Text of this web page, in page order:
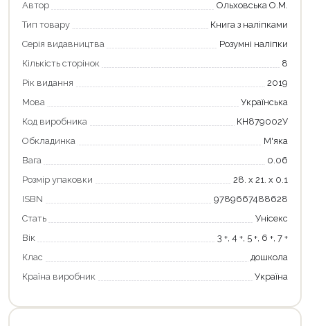
Автор
Ольховська О.М.
Тип товару
Книга з наліпками
Серія видавництва
Розумні наліпки
Кількість сторінок
8
Рік видання
2019
Мова
Українська
Код виробника
КН879002У
Обкладинка
М'яка
Вага
0.06
Розмір упаковки
28. х 21. х 0.1
ISBN
9789667488628
Стать
Унісекс
Вік
3 +, 4 +, 5 +, 6 +, 7 +
Клас
дошкола
Країна виробник
Україна
Оформити замовлення